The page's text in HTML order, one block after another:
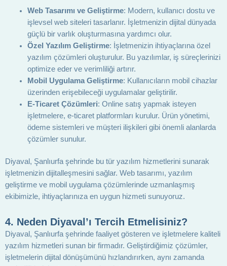
Web Tasarımı ve Geliştirme: Modern, kullanıcı dostu ve
işlevsel web siteleri tasarlanır. İşletmenizin dijital dünyada
güçlü bir varlık oluşturmasına yardımcı olur.
Özel Yazılım Geliştirme: İşletmenizin ihtiyaçlarına özel
yazılım çözümleri oluşturulur. Bu yazılımlar, iş süreçlerinizi
optimize eder ve verimliliği artırır.
Mobil Uygulama Geliştirme: Kullanıcıların mobil cihazlar
üzerinden erişebileceği uygulamalar geliştirilir.
E-Ticaret Çözümleri: Online satış yapmak isteyen
işletmelere, e-ticaret platformları kurulur. Ürün yönetimi,
ödeme sistemleri ve müşteri ilişkileri gibi önemli alanlarda
çözümler sunulur.
Diyaval, Şanlıurfa şehrinde bu tür yazılım hizmetlerini sunarak
işletmenizin dijitalleşmesini sağlar. Web tasarımı, yazılım
geliştirme ve mobil uygulama çözümlerinde uzmanlaşmış
ekibimizle, ihtiyaçlarınıza en uygun hizmeti sunuyoruz.
4. Neden Diyaval’ı Tercih Etmelisiniz?
Diyaval, Şanlıurfa şehrinde faaliyet gösteren ve işletmelere kaliteli
yazılım hizmetleri sunan bir firmadır. Geliştirdiğimiz çözümler,
işletmelerin dijital dönüşümünü hızlandırırken, aynı zamanda